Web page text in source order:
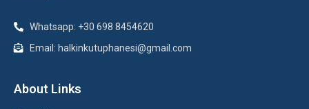
Whatsapp: +30 698 8454620
Email: halkinkutuphanesi@gmail.com
About Links